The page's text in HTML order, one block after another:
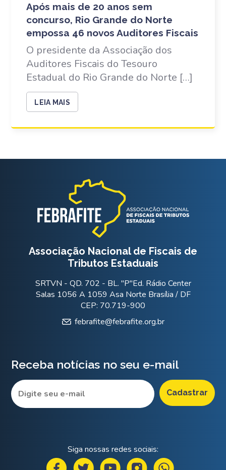
Após mais de 20 anos sem
concurso, Rio Grande do Norte
empossa 46 novos Auditores Fiscais
O presidente da Associação dos
Auditores Fiscais do Tesouro
Estadual do Rio Grande do Norte […]
LEIA MAIS
Associação Nacional de Fiscais de
Tributos Estaduais
SRTVN - QD. 702 - BL. "P"Ed. Rádio Center
Salas 1056 A 1059 Asa Norte Brasília / DF
CEP: 70.719-900
febrafite@febrafite.org.br
Receba notícias no seu e-mail
Siga nossas redes sociais: